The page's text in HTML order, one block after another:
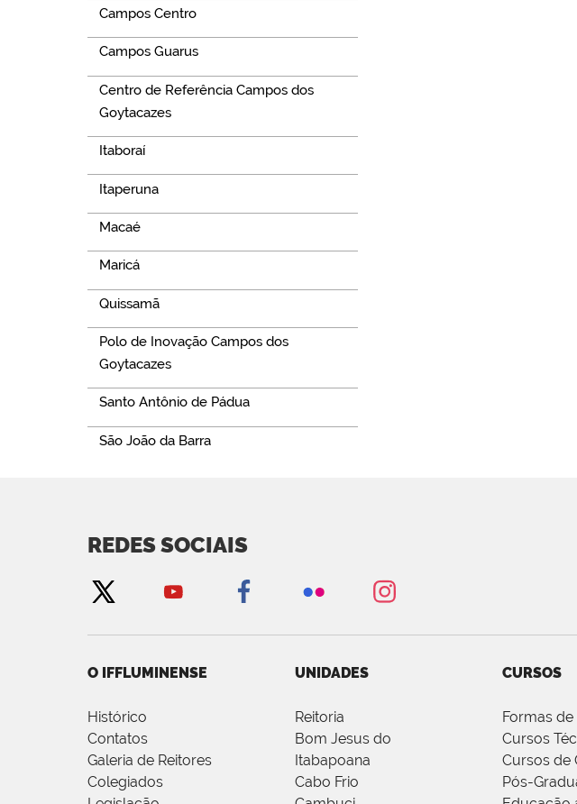
Campos Centro
Campos Guarus
Centro de Referência Campos dos
Goytacazes
Itaboraí
Itaperuna
Macaé
Maricá
Quissamã
Polo de Inovação Campos dos
Goytacazes
Santo Antônio de Pádua
São João da Barra
REDES SOCIAIS
O IFFLUMINENSE
Histórico
Contatos
Galeria de Reitores
Colegiados
UNIDADES
Reitoria
Bom Jesus do
Itabapoana
Cabo Frio
CURSOS
Formas
Cursos
Cursos de
Pós-